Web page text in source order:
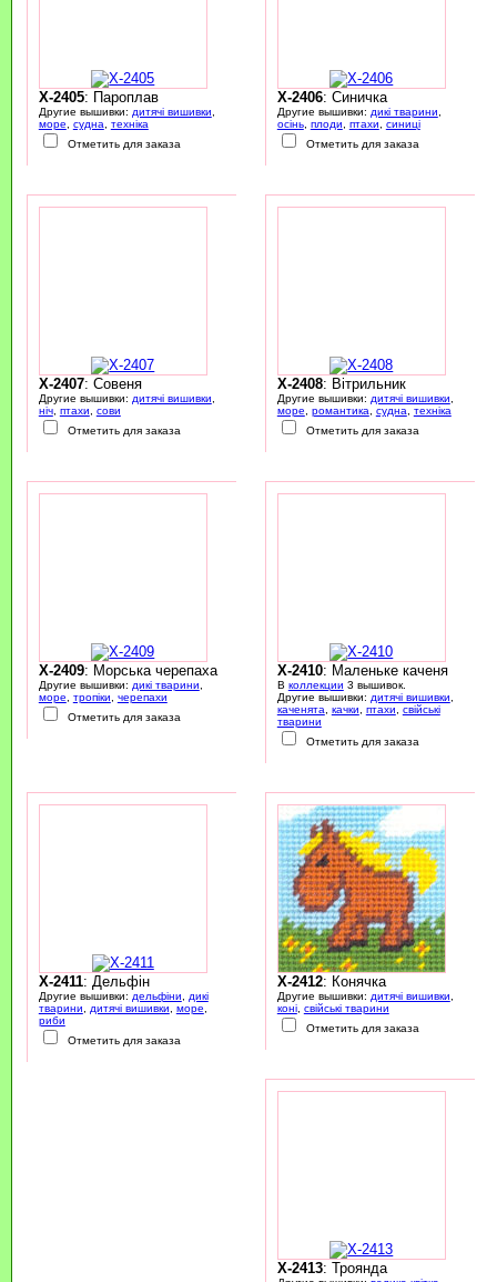
X-2405: Пароплав
Другие вышивки: дитячі вишивки
море
судна
техніка
Отметить для заказа
X-2406: Синичка
Другие вышивки: дикі тварини
осінь, плоди птахи
синиці
Отметить для заказа
X-2407: Совеня
Другие вышивки: дитячі вишивки
ніч, птахи
сови
Отметить для заказа
X-2408: Вітрильник
Другие вышивки: дитячі вишивки
море
романтика судна
техніка
Отметить для заказа
X-2409: Морська черепаха
Другие вышивки: дикі тварини
море
тропіки
черепахи
Отметить для заказа
X-2410: Маленьке каченя
В коллекции 3 вышивок.
Другие вышивки: дитячі вишивки
каченята
качки птахи
свійські
тварини
Отметить для заказа
X-2411: Дельфін
Другие вышивки: дельфіни
дикі
тварини
дитячі вишивки море
риби
Отметить для заказа
X-2412: Конячка
Другие вышивки: дитячі вишивки
коні, свійські тварини
Отметить для заказа
X-2413: Троянда